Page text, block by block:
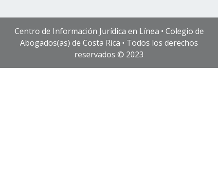
Centro de Información Jurídica en Línea • Colegio de
Abogados(as) de Costa Rica • Todos los derechos
reservados © 2023